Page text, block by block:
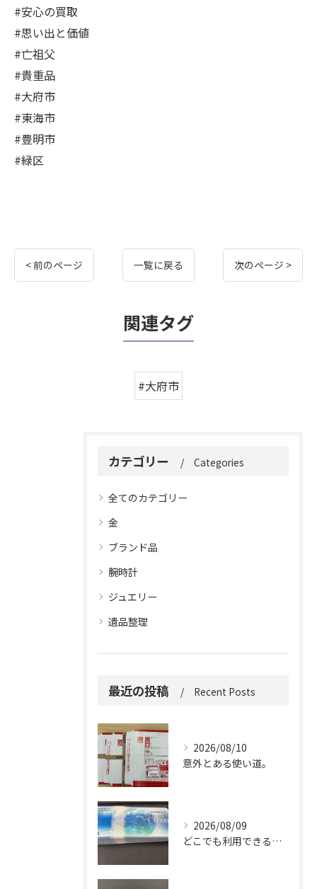
#安心の買取
#思い出と価値
#亡祖父
#貴重品
#大府市
#東海市
#豊明市
#緑区
< 前のページ 一覧に戻る 次のページ >
関連タグ
#大府市
カテゴリー Categories
全てのカテゴリー
金
ブランド品
腕時計
ジュエリー
遺品整理
最近の投稿 Recent Posts
2026/08/10
意外とある使い道。
2026/08/09
どこでも利用できる便利さ。